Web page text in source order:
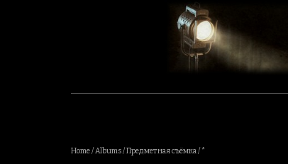
Home/Albums/Предметная съёмка/*